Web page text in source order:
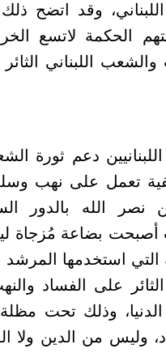
اللبناني، وقد اتضح
الحكمة لاتسع
اللبناني
دعم ثورة
تعمل على نهب
الله بالدور
أصبحت بضاعة
استخدمها المرشد
على الفساد
وذلك تحت مظلة
وليس من الدين ولا